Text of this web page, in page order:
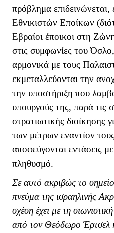
πρόβλημα
Εθνικιστών Εποίκων
Εβραίοι έποικοι στη
στις συμφωνίες του Όσλο,
αρμονικά με τους
εκμεταλλεύονται την
την υποστήριξη που
υπουργούς της, παρά τις
στρατιωτικής διοίκησης
των μέτρων εναντίον
αποφεύγονται εντάσεις
πληθυσμό.
Σε αυτό ακριβώς το
πνεύμα της ισραηλινής
σχέση έχει με τη
από τον Θεόδωρο Έρτσελ